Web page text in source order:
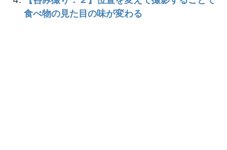
食べ物の見た目の味が変わる